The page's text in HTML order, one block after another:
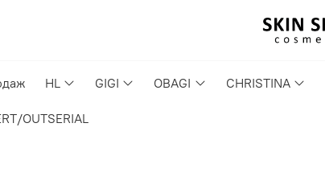
HL GIGI OBAGI CHRISTINA
OUTSERIAL